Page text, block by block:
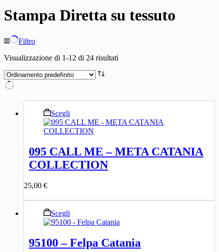
Stampa Diretta su tessuto
Filtro
Visualizzazione di 1-12 di 24 risultati
Scegli
prodotto
ha
varianti.
Le
opzioni
nella
del
prodotto
095 CALL ME – META CATANIA
COLLECTION
25,00 €
Scegli
prodotto
più
varianti.
95100 – Felpa Catania